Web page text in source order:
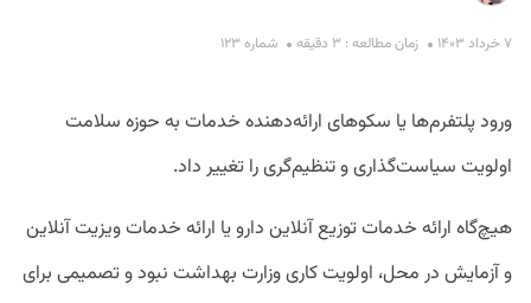
۷ خرداد ۱۴۰۳ زمان مطالعه : ۳ دقیقه شماره ۱۲۳
ورود پلتفرم‌ها یا سکوهای ارائه‌دهنده خدمات به حوزه سلامت
اولویت‌ سیاست‌گذاری و تنظیم‌گری را تغییر داد.
هیچ‌گاه ارائه خدمات توزیع آنلاین دارو یا ارائه خدمات ویزیت آنلاین
و آزمایش در محل، اولویت کاری وزارت بهداشت نبود و تصمیمی برای